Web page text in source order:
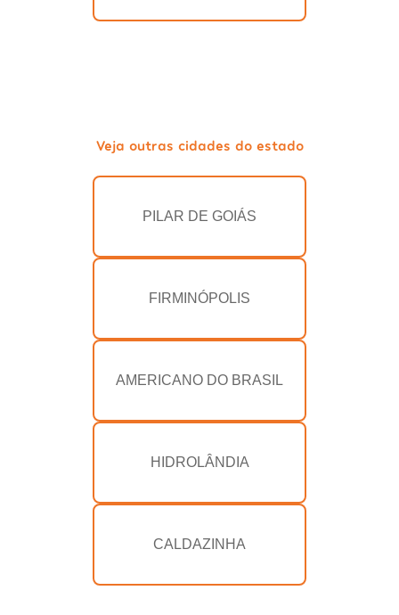
Veja outras cidades do estado
PILAR DE GOIÁS
FIRMINÓPOLIS
AMERICANO DO BRASIL
HIDROLÂNDIA
CALDAZINHA